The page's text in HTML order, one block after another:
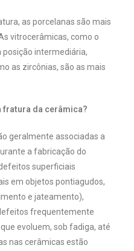
as porcelanas são mais
vitrocerâmicas, como o
posição intermediária,
as zircônias, são as mais
fratura da cerâmica?
geralmente associadas a
a fabricação do
superficiais
em objetos pontiagudos,
e jateamento),
frequentemente
evoluem, sob fadiga, até
nas cerâmicas estão